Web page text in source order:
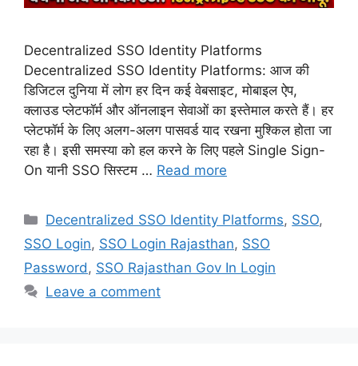
Decentralized SSO Identity Platforms
Decentralized SSO Identity Platforms: आज की
डिजिटल दुनिया में लोग हर दिन कई वेबसाइट, मोबाइल ऐप,
क्लाउड प्लेटफॉर्म और ऑनलाइन सेवाओं का इस्तेमाल करते हैं। हर
प्लेटफॉर्म के लिए अलग-अलग पासवर्ड याद रखना मुश्किल होता जा
रहा है। इसी समस्या को हल करने के लिए पहले Single Sign-
On यानी SSO सिस्टम … Read more
Categories
Decentralized SSO Identity Platforms, SSO,
SSO Login, SSO Login Rajasthan, SSO
Password, SSO Rajasthan Gov In Login
Leave a comment